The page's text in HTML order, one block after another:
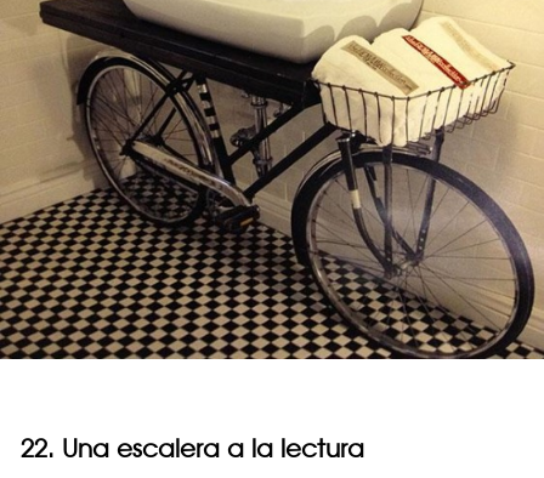
22. Una escalera a la lectura